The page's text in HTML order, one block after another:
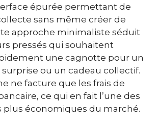
épurée permettant de
sans même créer de
approche minimaliste séduit
pressés qui souhaitent
une cagnotte pour un
ou un cadeau collectif.
ne facture que les frais de
ce qui en fait l’une des
plus économiques du marché.